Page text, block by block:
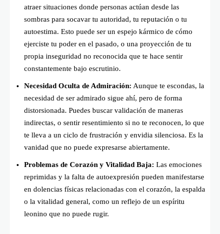
atraer situaciones donde personas actúan desde las
sombras para socavar tu autoridad, tu reputación o tu
autoestima. Esto puede ser un espejo kármico de cómo
ejerciste tu poder en el pasado, o una proyección de tu
propia inseguridad no reconocida que te hace sentir
constantemente bajo escrutinio.
Necesidad Oculta de Admiración: Aunque te escondas, la
necesidad de ser admirado sigue ahí, pero de forma
distorsionada. Puedes buscar validación de maneras
indirectas, o sentir resentimiento si no te reconocen, lo que
te lleva a un ciclo de frustración y envidia silenciosa. Es la
vanidad que no puede expresarse abiertamente.
Problemas de Corazón y Vitalidad Baja: Las emociones
reprimidas y la falta de autoexpresión pueden manifestarse
en dolencias físicas relacionadas con el corazón, la espalda
o la vitalidad general, como un reflejo de un espíritu
leonino que no puede rugir.